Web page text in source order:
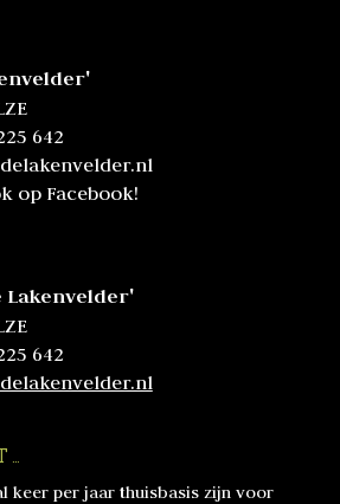
642
op Facebook!
Lakenvelder'
642
keer per jaar thuisbasis zijn voor